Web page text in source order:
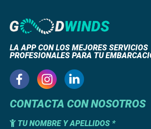
LA APP CON LOS MEJORES SERVICIOS
PROFESIONALES PARA TU
CONTACTA CON NOSOTROS
TU NOMBRE Y APELLIDOS *